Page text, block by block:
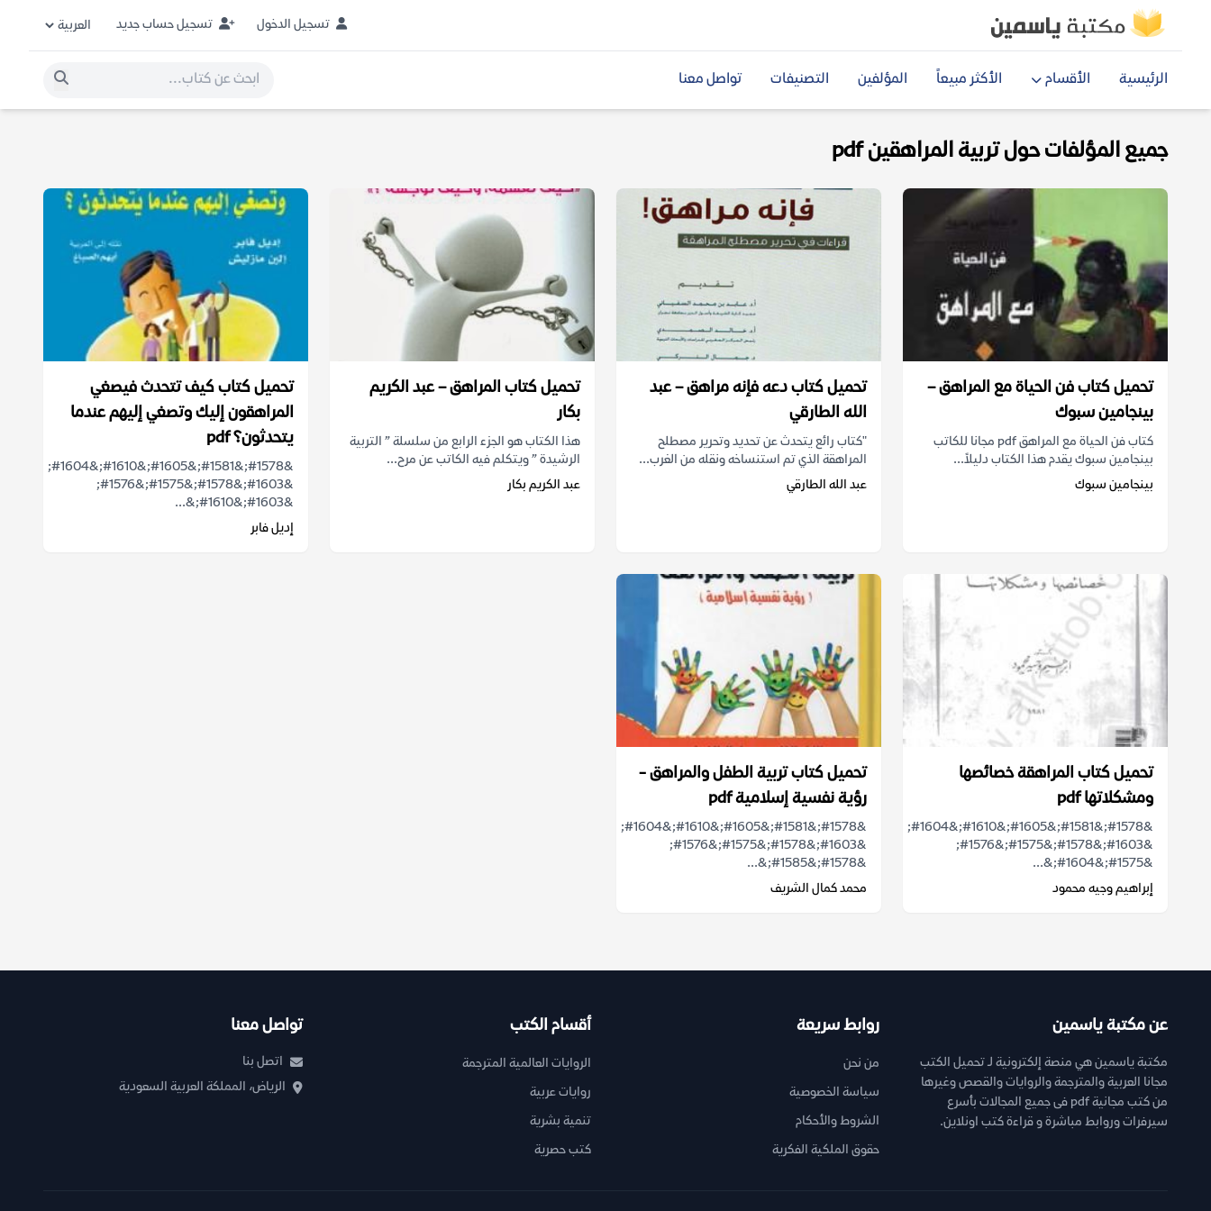
تسجيل الدخول تسجيل حساب جديد
الرئيسية الأقسام الأكثر مبيعاً المؤلفين التصنيفات تواصل معنا
جميع المؤلفات حول تربية المراهقين pdf
تحميل كتاب فن الحياة مع المراهق –
بينجامين سبوك
كتاب فن الحياة مع المراهق pdf مجانا للكاتب
بينجامين سبوك يقدم هذا الكتاب دليلاً...
بينجامين سبوك
تحميل كتاب دعه فإنه مراهق – عبد
الله الطارقي
"كتاب رائع يتحدث عن تحديد وتحرير مصطلح
المراهقة الذي تم استنساخه ونقله من الغرب...
عبد الله الطارقي
تحميل كتاب المراهق – عبد الكريم
بكار
هذا الكتاب هو الجزء الرابع من سلسلة ” التربية
الرشيدة ” ويتكلم فيه الكاتب عن مرح...
عبد الكريم بكار
تحميل كتاب كيف تتحدث فيصغي
المراهقون إليك وتصغي إليهم عندما
يتحدثون؟ pdf
&#1578;&#1581;&#1605;&#1610;&#1604;
&#1603;&#1578;&#1575;&#1576;
&#1603;&#1610;&...
إديل فابر
تحميل كتاب المراهقة خصائصها
ومشكلاتها pdf
&#1578;&#1581;&#1605;&#1610;&#1604;
&#1603;&#1578;&#1575;&#1576;
&#1575;&#1604;&...
إبراهيم وجيه محمود
تحميل كتاب تربية الطفل والمراهق -
رؤية نفسية إسلامية pdf
&#1578;&#1581;&#1605;&#1610;&#1604;
&#1603;&#1578;&#1575;&#1576;
&#1578;&#1585;&...
محمد كمال الشريف
عن مكتبة ياسمين
مكتبة ياسمين هي منصة إلكترونية لـ تحميل الكتب
مجانا العربية والمترجمة والروايات والقصص وغيرها
من كتب مجانية pdf فى جميع المجالات بأسرع
سيرفرات وروابط مباشرة و قراءة كتب اونلاين.
روابط سريعة
من نحن
سياسة الخصوصية
الشروط والأحكام
حقوق الملكية الفكرية
أقسام الكتب
الروايات العالمية المترجمة
روايات عربية
تنمية بشرية
كتب حصرية
تواصل معنا
اتصل بنا
الرياض، المملكة العربية السعودية